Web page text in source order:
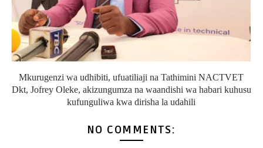
Mkurugenzi wa udhibiti, ufuatiliaji na Tathimini NACTVET
Dkt, Jofrey Oleke, akizungumza na waandishi wa habari kuhusu
kufunguliwa kwa dirisha la udahili
NO COMMENTS: